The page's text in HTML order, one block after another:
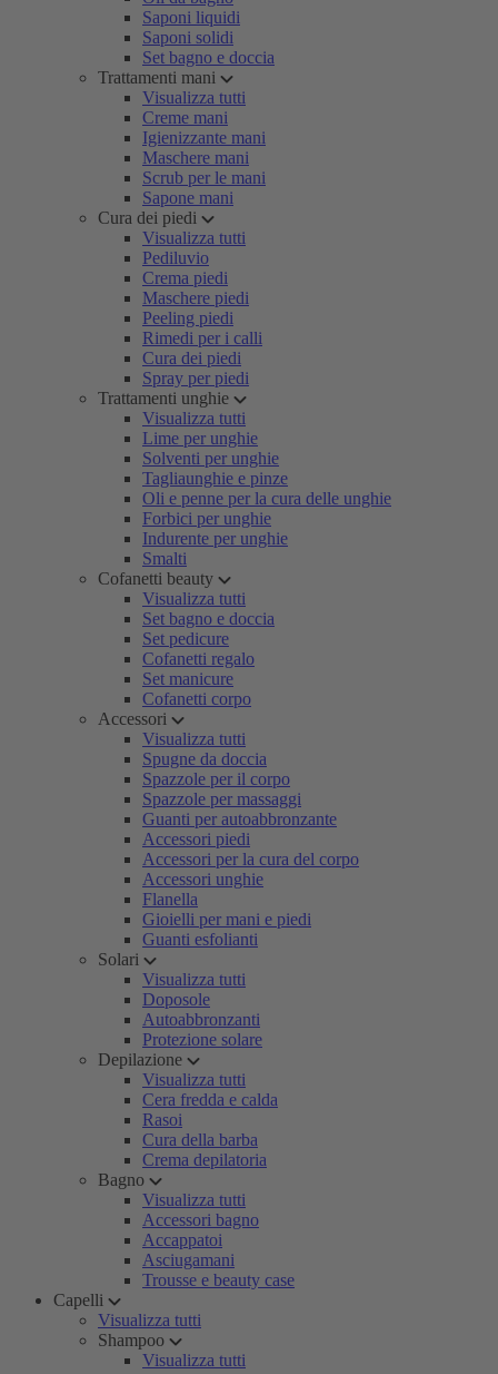
Saponi liquidi
Saponi solidi
Set bagno e doccia
Trattamenti mani
Visualizza tutti
Creme mani
Igienizzante mani
Maschere mani
Scrub per le mani
Sapone mani
Cura dei piedi
Visualizza tutti
Pediluvio
Crema piedi
Maschere piedi
Peeling piedi
Rimedi per i calli
Cura dei piedi
Spray per piedi
Trattamenti unghie
Visualizza tutti
Lime per unghie
Solventi per unghie
Tagliaunghie e pinze
Oli e penne per la cura delle unghie
Forbici per unghie
Indurente per unghie
Smalti
Cofanetti beauty
Visualizza tutti
Set bagno e doccia
Set pedicure
Cofanetti regalo
Set manicure
Cofanetti corpo
Accessori
Visualizza tutti
Spugne da doccia
Spazzole per il corpo
Spazzole per massaggi
Guanti per autoabbronzante
Accessori piedi
Accessori per la cura del corpo
Accessori unghie
Flanella
Gioielli per mani e piedi
Guanti esfolianti
Solari
Visualizza tutti
Doposole
Autoabbronzanti
Protezione solare
Depilazione
Visualizza tutti
Cera fredda e calda
Rasoi
Cura della barba
Crema depilatoria
Bagno
Visualizza tutti
Accessori bagno
Accappatoi
Asciugamani
Trousse e beauty case
Capelli
Visualizza tutti
Shampoo
Visualizza tutti